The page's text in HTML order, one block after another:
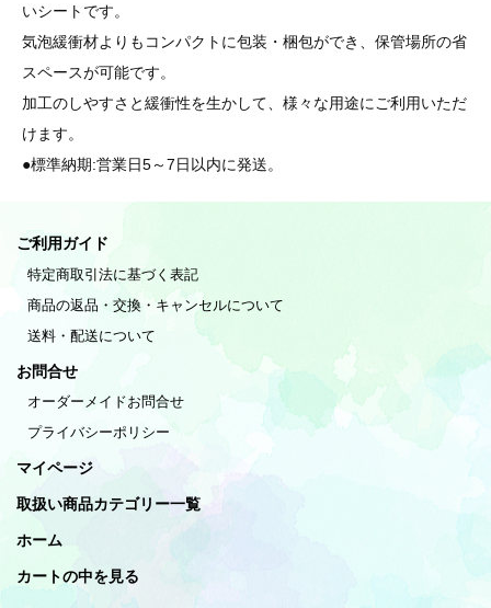
いシートです。
気泡緩衝材よりもコンパクトに包装・梱包ができ、保管場所の省
スペースが可能です。
加工のしやすさと緩衝性を生かして、様々な用途にご利用いただ
けます。
●標準納期:営業日5～7日以内に発送。
ご利用ガイド
特定商取引法に基づく表記
商品の返品・交換・キャンセルについて
送料・配送について
お問合せ
オーダーメイドお問合せ
プライバシーポリシー
マイページ
取扱い商品カテゴリー一覧
ホーム
カートの中を見る